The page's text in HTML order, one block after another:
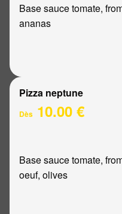
Base sauce tomate,
ananas
Pizza neptune
Dès 10.00 €
Base sauce tomate,
oeuf, olives